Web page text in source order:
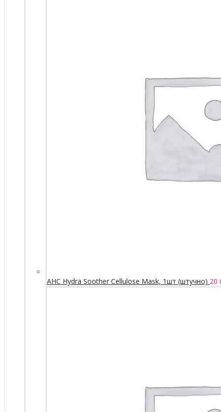
AHC Hydra Soother Cellulose Mask, 1шт (штучно) 20